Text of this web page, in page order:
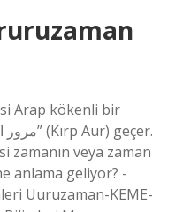
Arap kökenli bir
zamanın veya zaman
anlama geliyor? -
Uuruzaman-KEME-